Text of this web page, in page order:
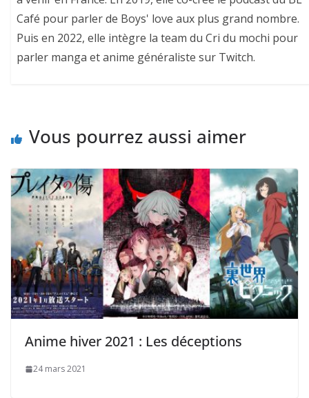
Café pour parler de Boys' love aux plus grand nombre.
Puis en 2022, elle intègre la team du Cri du mochi pour
parler manga et anime généraliste sur Twitch.
Vous pourrez aussi aimer
Anime hiver 2021 : Les déceptions
24 mars 2021